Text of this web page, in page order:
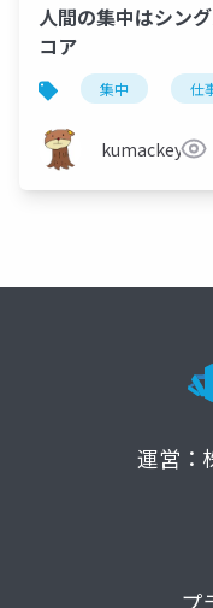
人間の集中はシン
コア
集中 仕
kumackey
運営：
プ